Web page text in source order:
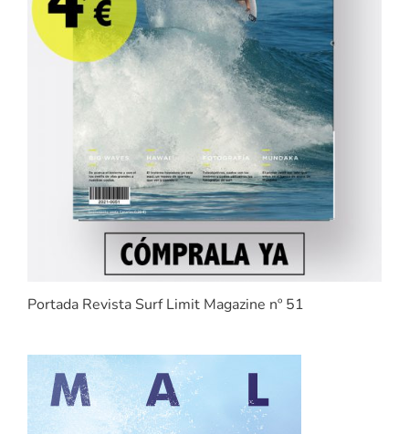
Portada Revista Surf Limit Magazine nº 51